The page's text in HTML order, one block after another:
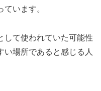
います。
して使われていた可能性
い場所であると感じる人